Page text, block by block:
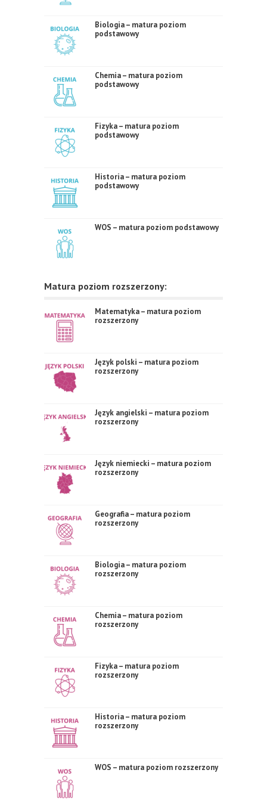
Biologia – matura poziom
podstawowy
Chemia – matura poziom
podstawowy
Fizyka – matura poziom
podstawowy
Historia – matura poziom
podstawowy
WOS – matura poziom podstawowy
Matura poziom rozszerzony:
Matematyka – matura poziom
rozszerzony
Język polski – matura poziom
rozszerzony
Język angielski – matura poziom
rozszerzony
Język niemiecki – matura poziom
rozszerzony
Geografia – matura poziom
rozszerzony
Biologia – matura poziom
rozszerzony
Chemia – matura poziom
rozszerzony
Fizyka – matura poziom
rozszerzony
Historia – matura poziom
rozszerzony
WOS – matura poziom rozszerzony